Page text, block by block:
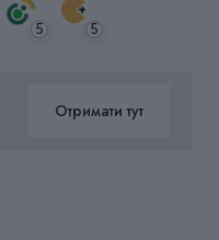
5 5
Отримати тут